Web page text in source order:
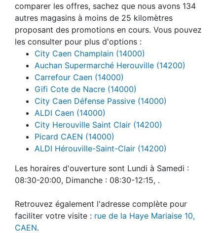
comparer les offres, sachez que nous avons 134
autres magasins à moins de 25 kilomètres
proposant des promotions en cours. Vous pouvez
les consulter pour plus d'options :
City Caen Champlain (14000)
Auchan Supermarché Herouville (14200)
Carrefour Caen (14000)
Gifi Cote de Nacre (14000)
City Caen Défense Passive (14000)
ALDI Caen (14000)
City Herouville Saint Clair (14200)
Picard CAEN (14000)
ALDI Hérouville-Saint-Clair (14200)
Les horaires d'ouverture sont Lundi à Samedi :
08:30-20:00, Dimanche : 08:30-12:15, .
Retrouvez également l'adresse complète pour
faciliter votre visite : rue de la Haye Mariaise 10,
CAEN.